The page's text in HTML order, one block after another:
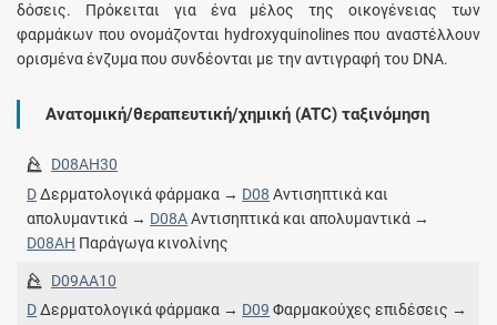
δόσεις. Πρόκειται για ένα μέλος της οικογένειας των
φαρμάκων που ονομάζονται hydroxyquinolines που αναστέλλουν
ορισμένα ένζυμα που συνδέονται με την αντιγραφή του DNA.
Ανατομική/θεραπευτική/χημική (ATC) ταξινόμηση
D08AH30
DΔερματολογικά φάρμακα → D08 Αντισηπτικά και
απολυμαντικά → D08AΑντισηπτικά και απολυμαντικά →
D08AH Παράγωγα κινολίνης
D09AA10
DΔερματολογικά φάρμακα → D09 Φαρμακούχες επιδέσεις →